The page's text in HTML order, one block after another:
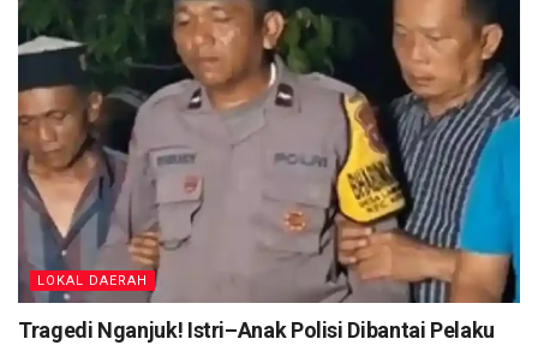
LOKAL DAERAH
Tragedi Nganjuk! Istri–Anak Polisi Dibantai Pelaku